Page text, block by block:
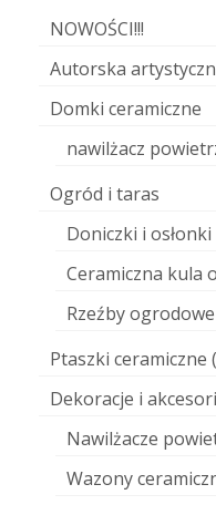
NOWOŚCI!!!
Autorska
Domki ceramiczne
nawilżacz
Ogród i taras
Doniczki i osłonki
Ceramiczna kula
Rzeźby ogrodowe
Ptaszki ceramiczne
Dekoracje i
Nawilżacze
Wazony